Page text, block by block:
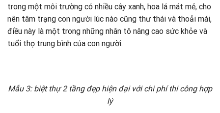
trong một môi trường có nhiều cây xanh, hoa lá mát mẻ, cho
nên tâm trạng con người lúc nào cũng thư thái và thoải mái,
điều này là một trong những nhân tô nâng cao sức khỏe và
tuổi thọ trung bình của con người.
Mẫu 3: biệt thự 2 tầng đẹp hiện đại với chi phí thi công hợp
lý